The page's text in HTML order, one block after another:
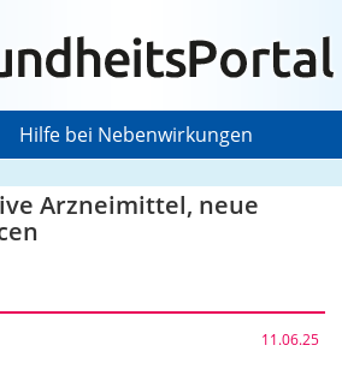
Hilfe bei Nebenwirkungen
Arzneimittel, neue
11.06.25